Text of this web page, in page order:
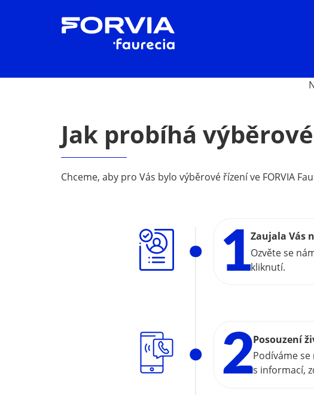
Jak probíhá
Chceme, aby pro Vás bylo výběrové řízení ve FORVIA
Zaujala Vás
Ozvěte se
kliknutí.
Posouzení
Podíváme
s informací,